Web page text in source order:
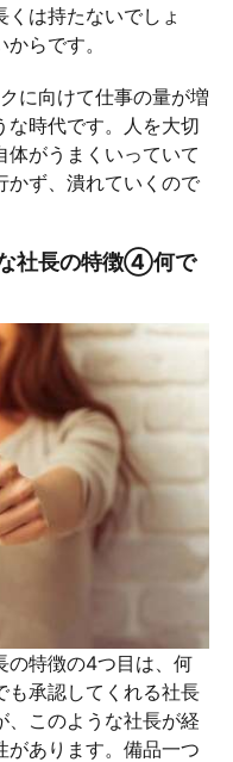
は持たないでしょ
らです。
に向けて仕事の量が増
な時代です。人を大切
体がうまくいっていて
かず、潰れていくので
社長の特徴④何で
の特徴の4つ目は、何
も承認してくれる社長
、このような社長が経
があります。備品一つ